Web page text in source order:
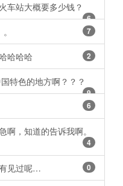
车站大概要多少钱？
6
7
哈哈哈 2
特色的地方啊？？？
9
6
啊，知道的告诉我啊。
4
见过呢… 0